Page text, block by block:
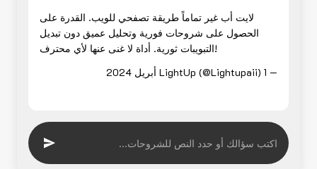
لايت أب غير تماماً طريقة تصفحي للويب. القدرة على
الحصول على شروحات فورية وتحليل عميق دون تبديل
التبويبات ثورية. أداة لا غنى عنها لأي محترف!
— LightUp (@Lightupaii) 1 أبريل 2024